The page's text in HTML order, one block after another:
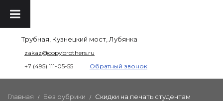
Трубная, Кузнецкий мост, Лубянка
zakaz@copybrothers.ru
+7 (495) 111-05-55
Обратный звонок
Главная / Без рубрики / Скидки на печать студентам